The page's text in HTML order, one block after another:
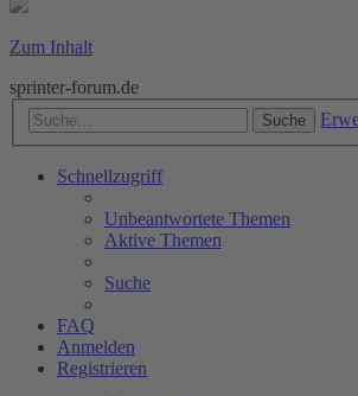
Zum Inhalt
sprinter-forum.de
Suche
Schnellzugriff
Unbeantwortete Themen
Aktive Themen
Suche
FAQ
Anmelden
Registrieren